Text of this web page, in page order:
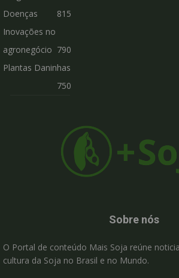
Doenças
815
Inovações no
agronegócio 790
Plantas Daninhas
750
Sobre nós
O Portal de conteúdo Mais Soja reúne
cultura da Soja no Brasil e no Mundo.